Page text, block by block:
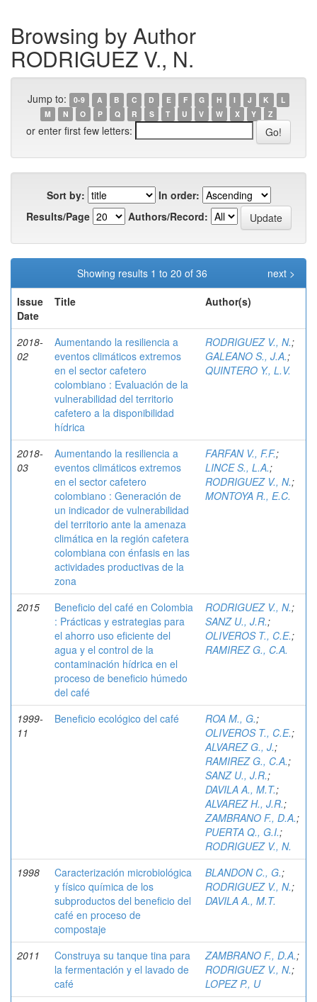
Browsing by Author
RODRIGUEZ V., N.
Jump to: 0-9 A B C D E F G H I J K
L
M
N O P Q R S T U V W X Y Z
or enter first few letters:
Sort by:
In order:
Results/Page
Authors/Record:
Showing results 1 to 20 of 36
next >
Issue
Date
Title Author(s)
2018-
02
Aumentando la resiliencia a
eventos climáticos extremos
en el sector cafetero
colombiano : Evaluación de la
vulnerabilidad del territorio
cafetero a la disponibilidad
hídrica
RODRIGUEZ V., N.;
GALEANO S., J.A.;
QUINTERO Y., L.V.
2018-
03
Aumentando la resiliencia a
eventos climáticos extremos
en el sector cafetero
colombiano : Generación de
un indicador de vulnerabilidad
del territorio ante la amenaza
climática en la región cafetera
colombiana con énfasis en las
actividades productivas de la
zona
FARFAN V., F.F.;
LINCE S., L.A.;
RODRIGUEZ V., N.;
MONTOYA R., E.C.
2015
Beneficio del café en Colombia
: Prácticas y estrategias para
el ahorro uso eficiente del
agua y el control de la
contaminación hídrica en el
proceso de beneficio húmedo
del café
RODRIGUEZ V., N.;
SANZ U., J.R.;
OLIVEROS T., C.E.;
RAMIREZ G., C.A.
1999-
11
Beneficio ecológico del café ROA M., G.;
OLIVEROS T., C.E.;
ALVAREZ G., J.;
RAMIREZ G., C.A.;
SANZ U., J.R.;
DAVILA A., M.T.;
ALVAREZ H., J.R.;
ZAMBRANO F., D.A.;
PUERTA Q., G.I.;
RODRIGUEZ V., N.
1998
Caracterización microbiológica
y físico química de los
subproductos del beneficio del
café en proceso de
compostaje
BLANDON C., G.;
RODRIGUEZ V., N.;
DAVILA A., M.T.
2011
Construya su tanque tina para
la fermentación y el lavado de
café
ZAMBRANO F., D.A.;
RODRIGUEZ V., N.;
LOPEZ P., U